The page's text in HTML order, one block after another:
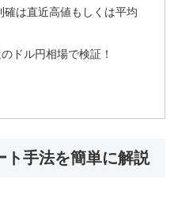
は直近高値もしくは平均
ドル円相場で検証！
ト手法を簡単に解説